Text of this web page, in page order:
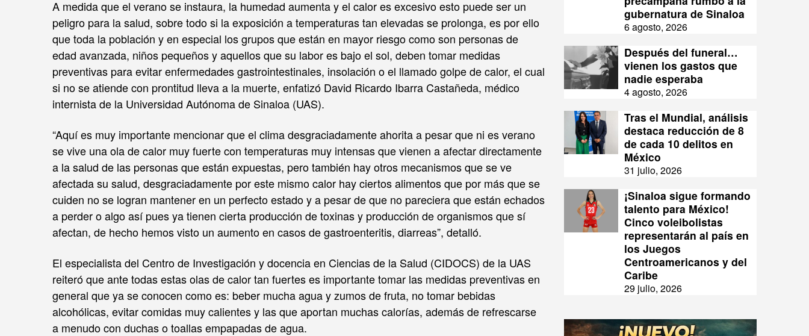
A medida que el verano se instaura, la humedad aumenta y el calor es excesivo esto puede ser un
peligro para la salud, sobre todo si la exposición a temperaturas tan elevadas se prolonga, es por ello
que toda la población y en especial los grupos que están en mayor riesgo como son personas de
edad avanzada, niños pequeños y aquellos que su labor es bajo el sol, deben tomar medidas
preventivas para evitar enfermedades gastrointestinales, insolación o el llamado golpe de calor, el cual
si no se atiende con prontitud lleva a la muerte, enfatizó David Ricardo Ibarra Castañeda, médico
internista de la Universidad Autónoma de Sinaloa (UAS).
“Aquí es muy importante mencionar que el clima desgraciadamente ahorita a pesar que ni es verano
se vive una ola de calor muy fuerte con temperaturas muy intensas que vienen a afectar directamente
a la salud de las personas que están expuestas, pero también hay otros mecanismos que se ve
afectada su salud, desgraciadamente por este mismo calor hay ciertos alimentos que por más que se
cuiden no se logran mantener en un perfecto estado y a pesar de que no pareciera que están echados
a perder o algo así pues ya tienen cierta producción de toxinas y producción de organismos que sí
afectan, de hecho hemos visto un aumento en casos de gastroenteritis, diarreas”, detalló.
El especialista del Centro de Investigación y docencia en Ciencias de la Salud (CIDOCS) de la UAS
reiteró que ante todas estas olas de calor tan fuertes es importante tomar las medidas preventivas en
general que ya se conocen como es: beber mucha agua y zumos de fruta, no tomar bebidas
alcohólicas, evitar comidas muy calientes y las que aportan muchas calorías, además de refrescarse
a menudo con duchas o toallas empapadas de agua.
gubernatura de Sinaloa
6 agosto, 2026
Después del funeral…
vienen los gastos que
nadie esperaba
4 agosto, 2026
Tras el Mundial, análisis
destaca reducción de 8
de cada 10 delitos en
México
31 julio, 2026
¡Sinaloa sigue formando
talento para México!
Cinco voleibolistas
representarán al país en
los Juegos
Centroamericanos y del
Caribe
29 julio, 2026